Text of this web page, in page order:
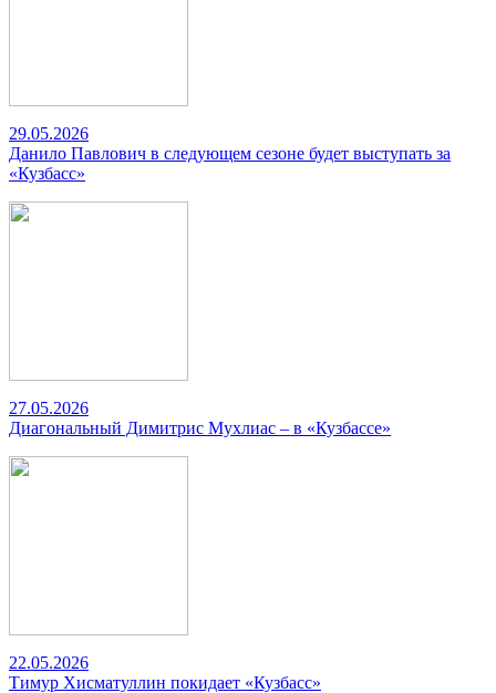
29.05.2026
Данило Павлович в следующем сезоне будет выступать за
«Кузбасс»
27.05.2026
Диагональный Димитрис Мухлиас – в «Кузбассе»
22.05.2026
Тимур Хисматуллин покидает «Кузбасс»